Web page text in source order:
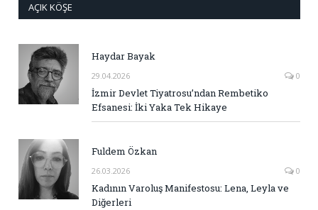
AÇIK KÖŞE
Haydar Bayak
29.04.2026 0
İzmir Devlet Tiyatrosu’ndan Rembetiko
Efsanesi: İki Yaka Tek Hikaye
Fuldem Özkan
26.03.2026 0
Kadının Varoluş Manifestosu: Lena, Leyla ve
Diğerleri